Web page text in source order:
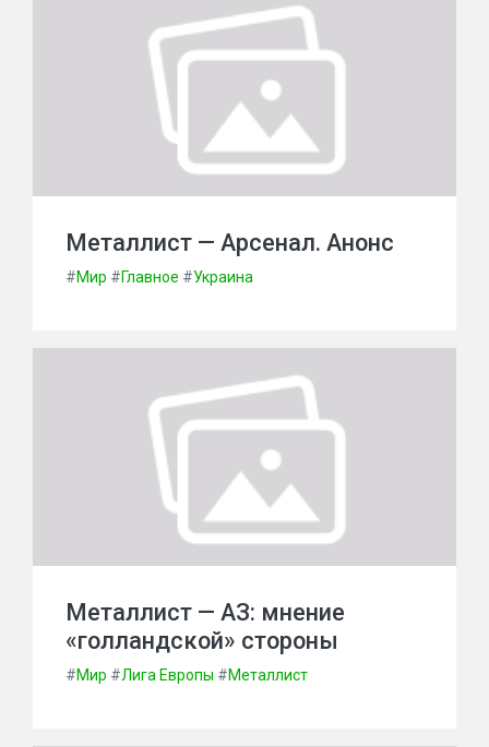
Металлист — Арсенал. Анонс
#Мир #Главное #Украина
Металлист — АЗ: мнение
«голландской» стороны
#Мир #Лига Европы #Металлист